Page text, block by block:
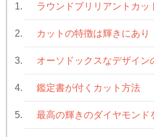
1. ラウンドブリリアントカッ
2. カットの特徴は輝きにあり
3. オーソドックスなデザイン
4. 鑑定書が付くカット方法
5. 最高の輝きのダイヤモンド